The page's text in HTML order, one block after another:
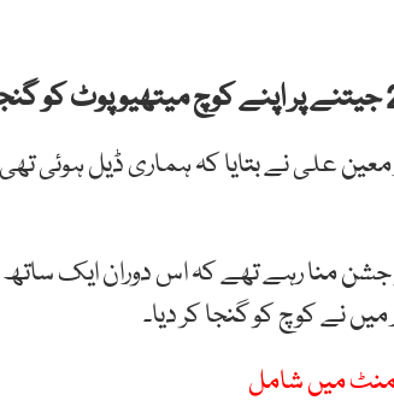
علی نے بتایا کہ ہماری ڈیل ہوئی
منا رہے تھے کہ اس دوران ایک ساتھ
نے کوچ کو گنجا کر دیا۔
میں شامل